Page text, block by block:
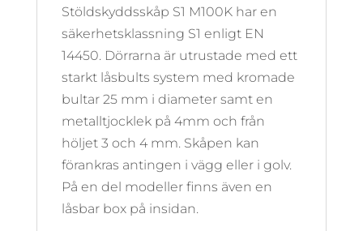
Stöldskyddsskåp S1 M100K har en
säkerhetsklassning S1 enligt EN
14450. Dörrarna är utrustade med ett
starkt låsbults system med kromade
bultar 25 mm i diameter samt en
metalltjocklek på 4mm och från
höljet 3 och 4 mm. Skåpen kan
förankras antingen i vägg eller i golv.
På en del modeller finns även en
låsbar box på insidan.